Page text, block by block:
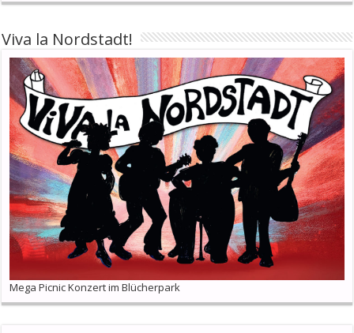
Viva la Nordstadt!
Mega Picnic Konzert im Blücherpark